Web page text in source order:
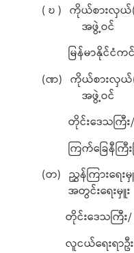
( ဎ ) ကိုယ်
အဖွဲ့ဝင်
မြန်မာနိုင်ငံကင်
(ဏ) ကိုယ်
အဖွဲ့ဝင်
တိုင်းဒေသကြီး/
ကြက်ခြေနီကြီးက
(တ) ညွှန်
အတွင်းရေးမှူး
တိုင်းဒေသကြီး/
လူငယ်ရေးရာဦးစီ